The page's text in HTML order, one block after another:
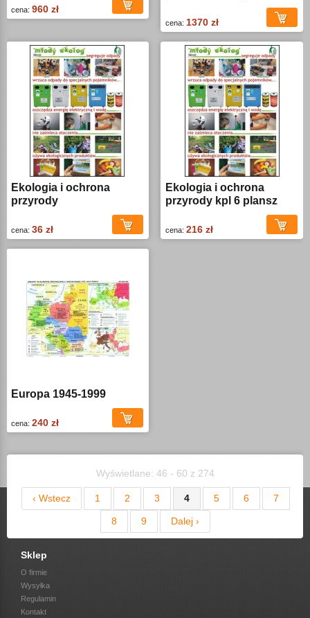
cena: 960 zł
cena: 1370 zł
Ekologia i ochrona
przyrody
cena: 36 zł
Ekologia i ochrona
przyrody kpl 6 plansz
cena:216 zł
Europa 1945-1999
cena: 240 zł
Wyświetlane: 46 - 60 z 274
‹ Wstecz 1 2 3 4 5 6 7
8 9 Dalej ›
Sklep
O firmie
Wysyłka
Regulamin
Kontakt